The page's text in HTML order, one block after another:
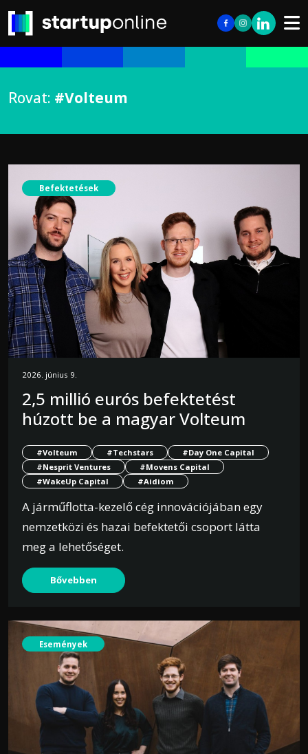
Rovat: #Volteum
Befektetések
2026. június 9.
2,5 millió eurós befektetést
húzott be a magyar Volteum
#Volteum #Techstars
#Day One Capital
#Nesprit Ventures
#Movens Capital
#WakeUp Capital
#Aidiom
A járműflotta-kezelő cég innovációjában egy
nemzetközi és hazai befektetői csoport látta
meg a lehetőséget.
Bővebben
Események